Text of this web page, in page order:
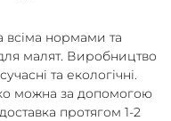
всіма нормами та
малят. Виробництво
та екологічні.
можна за допомогою
протягом 1-2